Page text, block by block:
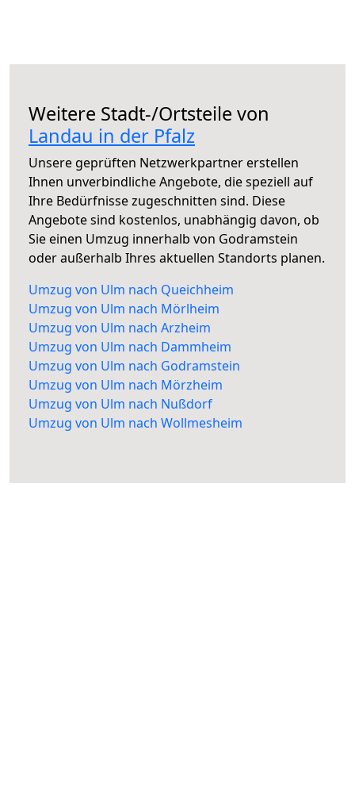
Weitere Stadt-/Ortsteile von
Landau in der Pfalz
Unsere geprüften Netzwerkpartner erstellen
Ihnen unverbindliche Angebote, die speziell auf
Ihre Bedürfnisse zugeschnitten sind. Diese
Angebote sind kostenlos, unabhängig davon, ob
Sie einen Umzug innerhalb von Godramstein
oder außerhalb Ihres aktuellen Standorts planen.
Umzug von Ulm nach Queichheim
Umzug von Ulm nach Mörlheim
Umzug von Ulm nach Arzheim
Umzug von Ulm nach Dammheim
Umzug von Ulm nach Godramstein
Umzug von Ulm nach Mörzheim
Umzug von Ulm nach Nußdorf
Umzug von Ulm nach Wollmesheim